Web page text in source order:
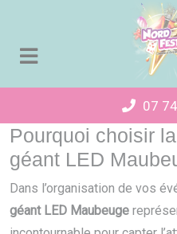
07
Pourquoi choisir
géant LED
Dans l’organisation de vos
géant LED Maubeuge
Panneau de gestion des